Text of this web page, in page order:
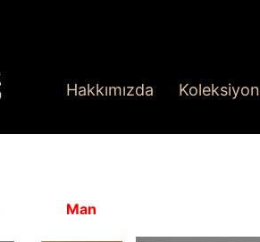
Hakkımızda Koleksiyon
Man